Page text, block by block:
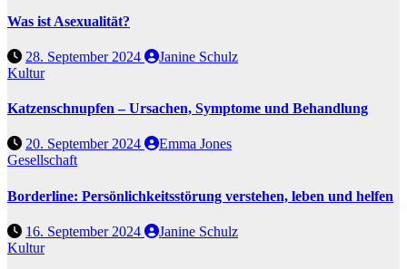
Was ist Asexualität?
28. September 2024
Janine Schulz
Kultur
Katzenschnupfen – Ursachen, Symptome und Behandlung
20. September 2024
Emma Jones
Gesellschaft
Borderline: Persönlichkeitsstörung verstehen, leben und helfen
16. September 2024
Janine Schulz
Kultur